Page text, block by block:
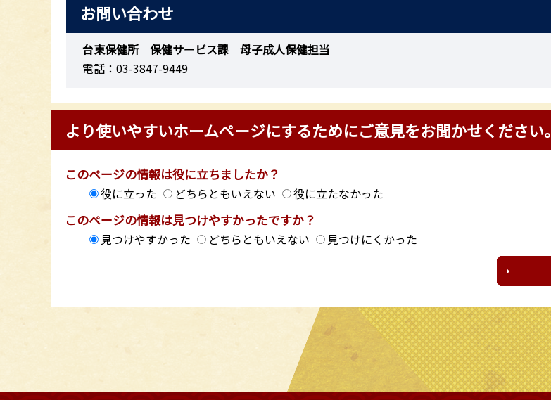
お問い合わせ
台東保健所 保健サービス課 母子成人保健担当
電話：03-3847-9449
より使いやすいホームページにするためにご意見をお聞かせください。
このページの情報は役に立ちましたか？
役に立った どちらともいえない 役に立たなかった
このページの情報は見つけやすかったですか？
見つけやすかった どちらともいえない 見つけにくかった